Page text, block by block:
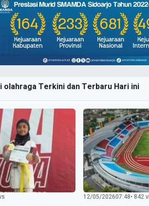
olahraga Terkini dan Terbaru Hari ini
12/05/202607:48• 842